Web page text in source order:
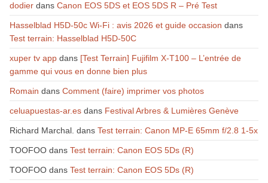
dodierdans Canon EOS 5DS et EOS 5DS R – Pré Test
Hasselblad H5D-50c Wi-Fi : avis 2026 et guide occasion dans
Test terrain: Hasselblad H5D-50C
xuper tv appdans [Test Terrain] Fujifilm X-T100 – L’entrée de
gamme qui vous en donne bien plus
Romain dans Comment (faire) imprimer vos photos
celuapuestas-ar.esdans Festival Arbres & Lumières Genève
Richard Marchal. dans Test terrain: Canon MP-E 65mm f/2.8 1-5x
TOOFOOdans Test terrain: Canon EOS 5Ds (R)
TOOFOOdans Test terrain: Canon EOS 5Ds (R)